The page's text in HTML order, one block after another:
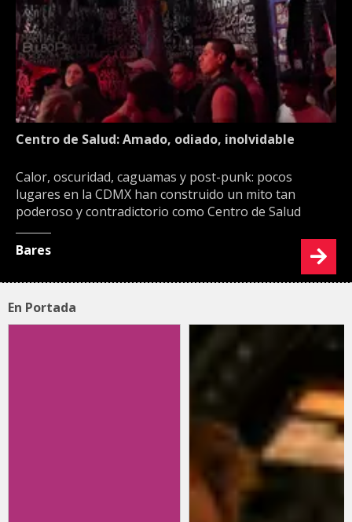
Centro de Salud: Amado, odiado, inolvidable
Calor, oscuridad, caguamas y post-punk: pocos
lugares en la CDMX han construido un mito tan
poderoso y contradictorio como Centro de Salud
Bares
En Portada